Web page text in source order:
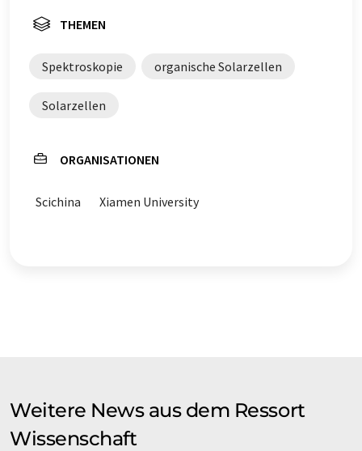
THEMEN
Spektroskopie organische Solarzellen
Solarzellen
ORGANISATIONEN
Scichina Xiamen University
Weitere News aus dem Ressort
Wissenschaft